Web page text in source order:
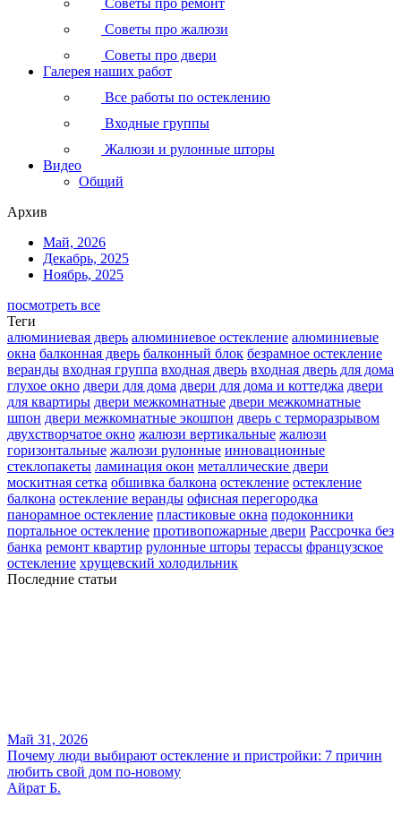
Советы про ремонт
Советы про жалюзи
Советы про двери
Галерея наших работ
Все работы по остеклению
Входные группы
Жалюзи и рулонные шторы
Видео
Общий
Архив
Май, 2026
Декабрь, 2025
Ноябрь, 2025
посмотреть все
Теги
алюминиевая дверь алюминиевое остекление алюминиевые
окна балконная дверь балконный блок безрамное остекление
веранды входная группа входная дверь входная дверь для дома
глухое окно двери для дома двери для дома и коттеджа двери
для квартиры двери межкомнатные двери межкомнатные
шпон двери межкомнатные экошпон дверь с терморазрывом
двухстворчатое окно жалюзи вертикальные жалюзи
горизонтальные жалюзи рулонные инновационные
стеклопакеты ламинация окон металлические двери
москитная сетка обшивка балкона остекление остекление
балкона остекление веранды офисная перегородка
панорамное остекление пластиковые окна подоконники
портальное остекление противопожарные двери Рассрочка без
банка ремонт квартир рулонные шторы терассы французское
остекление хрущевский холодильник
Последние статьи
Май 31, 2026
Почему люди выбирают остекление и пристройки: 7 причин
любить свой дом по-новому
Айрат Б.